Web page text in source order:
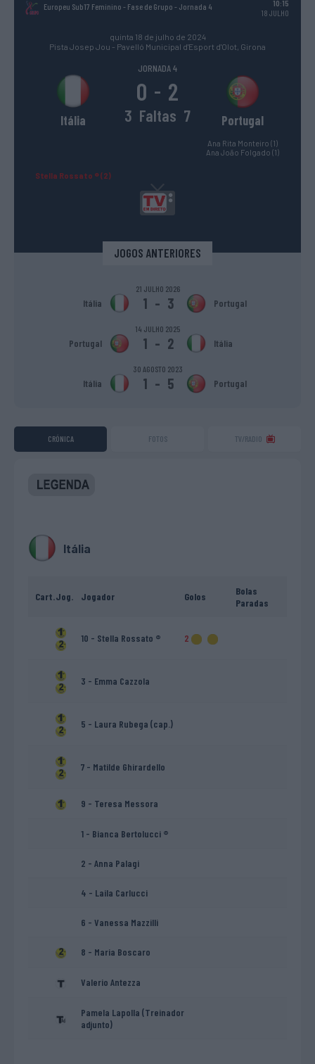
Europeu Sub17 Feminino - Fase de Grupo - Jornada 4
10:15
18 JULHO
quinta 18 de julho de 2024
Pista Josep Jou - Pavelló Municipal d'Esport d'Olot, Girona
JORNADA 4
Itália
0 - 2
3 Faltas 7 Portugal
Ana Rita Monteiro (1)
Ana João Folgado (1)
Stella Rossato ® (2)
JOGOS ANTERIORES
21 JULHO 2026
Itália 1 - 3 Portugal
14 JULHO 2025
Portugal 1 - 2 Itália
30 AGOSTO 2023
Itália 1 - 5 Portugal
CRÓNICA FOTOS TV/RADIO
Itália
Cart.Jog. Jogador Golos
Bolas
Paradas
10 - Stella Rossato ® 2
3 - Emma Cazzola
5 - Laura Rubega (cap.)
7 - Matilde Ghirardello
9 - Teresa Messora
1 - Bianca Bertolucci ®
2 - Anna Palagi
4 - Laila Carlucci
6 - Vanessa Mazzilli
8 - Maria Boscaro
Valerio Antezza
Pamela Lapolla (Treinador
adjunto)